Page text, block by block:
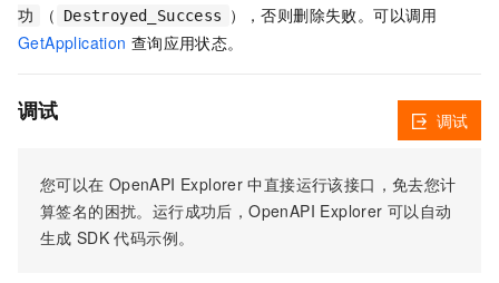
功
（ Destroyed_Success
），否则删除失败。可以调用
GetApplication 查询应用状态。
调试
您可以在 OpenAPI Explorer 中直接运行该接口，免去您计
算签名的困扰。运行成功后，OpenAPI Explorer 可以自动
生成 SDK 代码示例。
调试